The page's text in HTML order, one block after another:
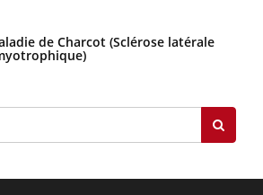
de Charcot (Sclérose latérale